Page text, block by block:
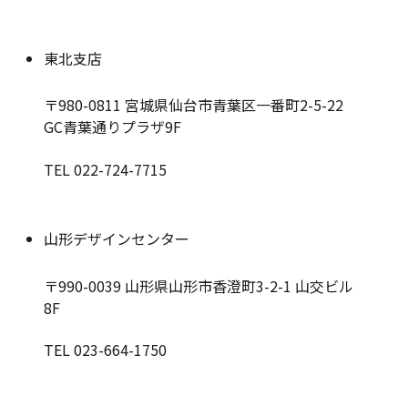
東北支店
〒980-0811 宮城県仙台市青葉区一番町2-5-22
GC青葉通りプラザ9F
TEL 022-724-7715
山形デザインセンター
〒990-0039 山形県山形市香澄町3-2-1 山交ビル
8F
TEL 023-664-1750